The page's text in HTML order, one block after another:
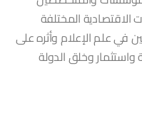
الاقتصادية المختلفة
علم الإعلام وأثره على
واستثمار وخلق الدولة